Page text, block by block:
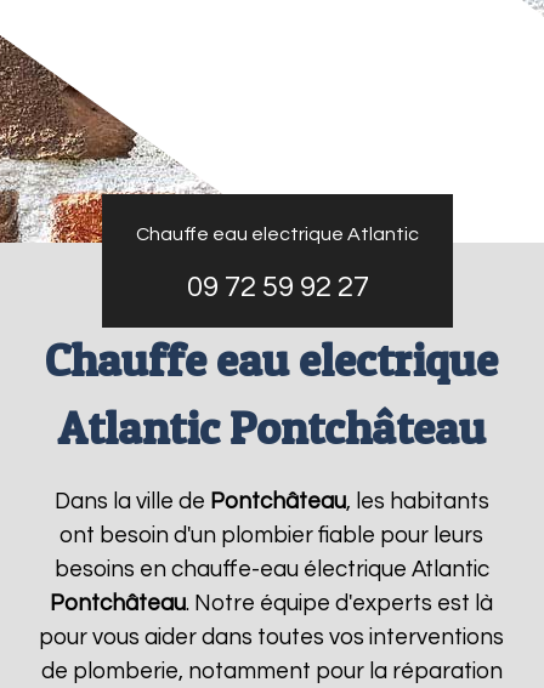
Chauffe eau electrique Atlantic
09 72 59 92 27
Chauffe eau electrique
Atlantic Pontchâteau
Dans la ville de Pontchâteau, les habitants
ont besoin d'un plombier fiable pour leurs
besoins en chauffe-eau électrique Atlantic
Pontchâteau. Notre équipe d'experts est là
pour vous aider dans toutes vos interventions
de plomberie, notamment pour la réparation